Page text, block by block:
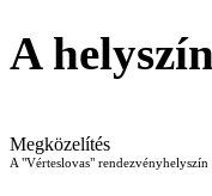
A
Megközelítés
A "Vérteslovas" rendezvényhelyszín